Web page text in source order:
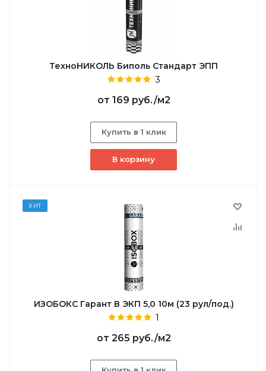
ТехноНИКОЛЬ Биполь Стандарт ЭПП
3
от 169 руб./м2
Купить в 1 клик
В корзину
ХИТ
ИЗОБОКС Гарант В ЭКП 5,0 10м (23 рул/под.)
1
от 265 руб./м2